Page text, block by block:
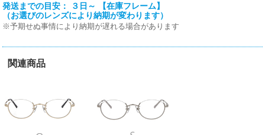
発送までの目安： ３日～ 【在庫フレーム】
（お選びのレンズにより納期が変わります）
※予期せぬ事情により納期が遅れる場合があります
関連商品